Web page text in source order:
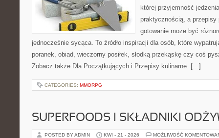
której przyjemność
praktycznością, a przepisy
gotowanie może być
jednocześnie sycąca. To źródło inspiracji dla osób, które
poranek, obiad, wieczorny posiłek, słodką przekąskę czy coś
Zobacz także Dla Początkujących i Przepisy kulinarne. […]
CATEGORIES: MMORPG
SUPERFOODS I SKŁADNIKI
POSTED BY ADMIN KWI - 21 - 2026 MOŻLIWOŚĆ